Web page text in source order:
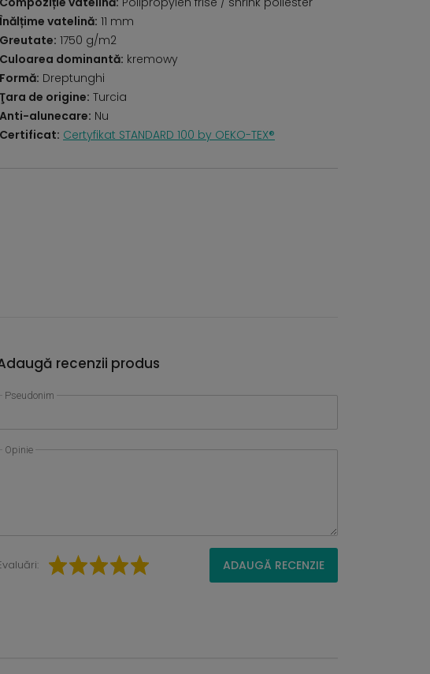
Înălțime vatelină: 11 mm
Greutate: 1750 g/m2
Culoarea dominantă: kremowy
Formă: Dreptunghi
Ţara de origine: Turcia
Anti-alunecare: Nu
Certificat: Certyfikat STANDARD 100 by OEKO-TEX®
recenzii produs
Pseudonim
Opinie
ADAUGĂ RECENZIE